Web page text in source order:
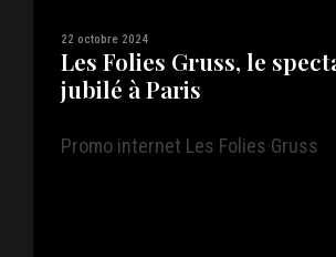
22 octobre 2024
Les Folies Gruss, le
jubilé à Paris
Promo internet Les Folies Gruss